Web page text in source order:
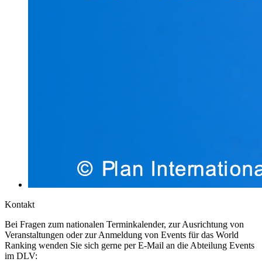
Kontakt
Bei Fragen zum nationalen Terminkalender, zur Ausrichtung von
Veranstaltungen oder zur Anmeldung von Events für das World
Ranking wenden Sie sich gerne per E-Mail an die Abteilung Events
im DLV: